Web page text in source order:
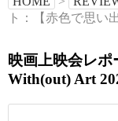
ト：【赤色で思い
映画上映会レ
With(out) Art